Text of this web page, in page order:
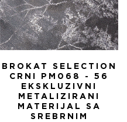
BROKAT SELECTION
CRNI PM068 - 56
EKSKLUZIVNI
METALIZIRANI
MATERIJAL SA
SREBRNIM